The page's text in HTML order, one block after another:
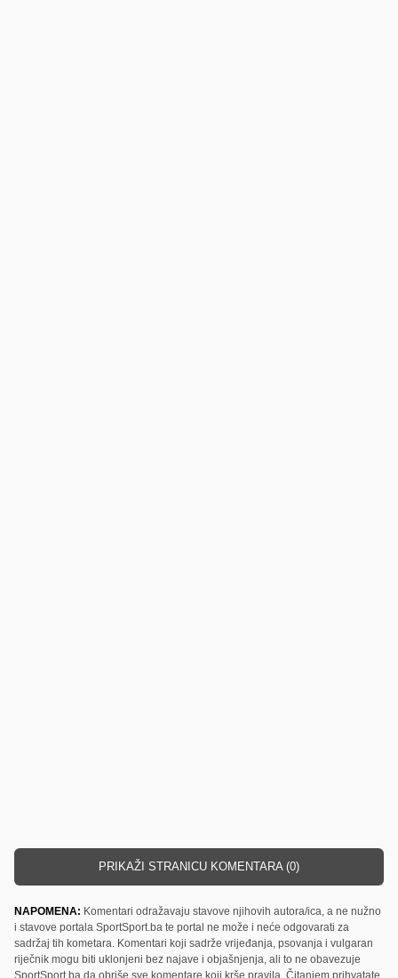
PRIKAŽI STRANICU KOMENTARA (0)
NAPOMENA: Komentari odražavaju stavove njihovih autora/ica, a ne nužno
i stavove portala SportSport.ba te portal ne može i neće odgovarati za
sadržaj tih kometara. Komentari koji sadrže vrijeđanja, psovanja i vulgaran
riječnik mogu biti uklonjeni bez najave i objašnjenja, ali to ne obavezuje
SportSport.ba da obriše sve komentare koji krše pravila. Čitanjem prihvatate